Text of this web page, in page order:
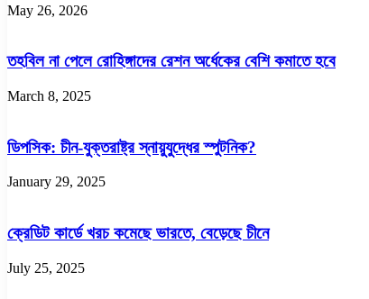
May 26, 2026
তহবিল না পেলে রোহিঙ্গাদের রেশন অর্ধেকের বেশি কমাতে হবে
March 8, 2025
ডিপসিক: চীন-যুক্তরাষ্ট্র স্নায়ুযুদ্ধের স্পুটনিক?
January 29, 2025
ক্রেডিট কার্ডে খরচ কমেছে ভারতে, বেড়েছে চীনে
July 25, 2025